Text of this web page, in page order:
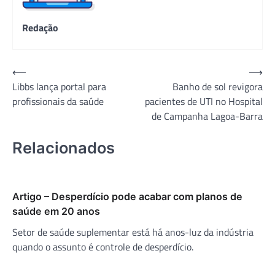
Redação
Navegação
de
Post
⟵
Libbs lança portal para
profissionais da saúde
Banho de sol revigora
pacientes de UTI no Hospital
de Campanha Lagoa-Barra
⟶
Relacionados
Artigo – Desperdício pode acabar com planos de
saúde em 20 anos
Setor de saúde suplementar está há anos-luz da indústria
quando o assunto é controle de desperdício.